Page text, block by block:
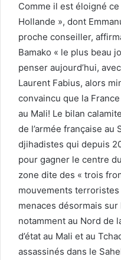
Comme il est éloigné
Hollande », dont
proche conseiller,
Bamako « le plus beau
penser aujourd’hui,
Laurent Fabius, alors
convaincu que la
au Mali! Le bilan
de l’armée française au
djihadistes qui depuis
pour gagner le centre
zone dite des « trois
mouvements
menaces désormais
notamment au Nord de
d’état au Mali et au
assassinés dans le